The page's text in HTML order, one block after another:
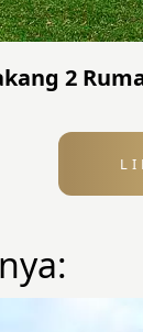
2